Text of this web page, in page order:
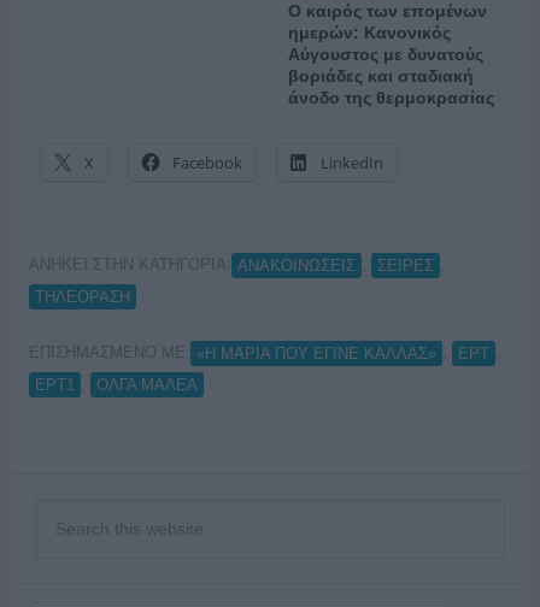
Ο καιρός των επομένων
ημερών: Κανονικός
Αύγουστος με δυνατούς
βοριάδες και σταδιακή
άνοδο της θερμοκρασίας
X Facebook LinkedIn
ΑΝΗΚΕΙ ΣΤΗΝ ΚΑΤΗΓΟΡΙΑ: ΑΝΑΚΟΙΝΩΣΕΙΣ ΣΕΙΡΕΣ
ΤΗΛΕΟΡΑΣΗ
ΕΠΙΣΗΜΑΣΜΕΝΟ ΜΕ: «Η ΜΑΡΙΑ ΠΟΥ ΕΓΙΝΕ ΚΑΛΛΑΣ» ΕΡΤ
ΕΡΤ1
ΟΛΓΑ ΜΑΛΕΑ